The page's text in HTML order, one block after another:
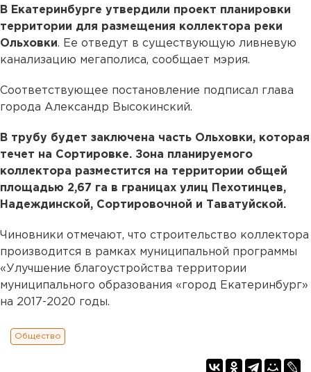
В Екатеринбурге утвердили проект планировки
территории для размещения коллектора реки
Ольховки. Ее отведут в существующую ливневую
канализацию мегаполиса, сообщает мэрия.
Соответствующее постановление подписал глава
города Александр Высокинский.
В трубу будет заключена часть Ольховки, которая
течет на Сортировке. Зона планируемого
коллектора разместится на территории общей
площадью 2,67 га в границах улиц Пехотинцев,
Надеждинской, Сортировочной и Таватуйской.
Чиновники отмечают, что строительство коллектора
производится в рамках муниципальной программы
«Улучшение благоустройства территории
муниципального образования «город Екатеринбург»
на 2017-2020 годы.
Общество